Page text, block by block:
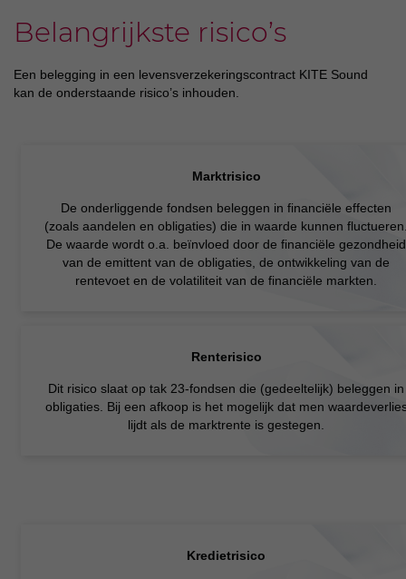
Belangrijkste risico’s
Een belegging in een levensverzekeringscontract KITE Sound
kan de onderstaande risico’s inhouden.
Marktrisico
De onderliggende fondsen beleggen in financiële effecten
(zoals aandelen en obligaties) die in waarde kunnen
De waarde wordt o.a. beïnvloed door de financiële gezondheid
van de emittent van de obligaties, de ontwikkeling van de
rentevoet en de volatiliteit van de financiële markten.
Renterisico
Dit risico slaat op tak 23-fondsen die (gedeeltelijk) beleggen in
obligaties. Bij een afkoop is het mogelijk dat men
lijdt als de marktrente is gestegen.
Kredietrisico